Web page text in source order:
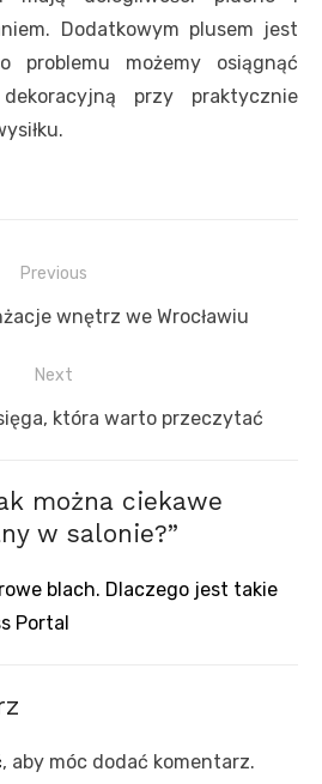
Dodatkowym plusem jest
problemu możemy osiągnąć
przy praktycznie
Previous
wnętrz we Wrocławiu
Next
która warto przeczytać
można ciekawe
w salonie?”
blach. Dlaczego jest takie
Portal
, aby móc dodać komentarz.